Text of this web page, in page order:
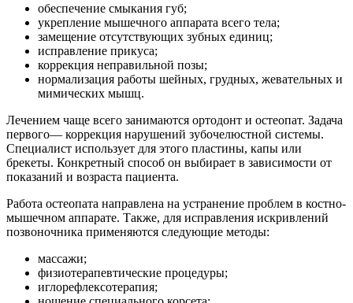
обеспечение смыкания губ;
укрепление мышечного аппарата всего тела;
замещение отсутствующих зубных единиц;
исправление прикуса;
коррекция неправильной позы;
нормализация работы шейных, грудных, жевательных и
мимических мышц.
Лечением чаще всего занимаются ортодонт и остеопат. Задача
первого— коррекция нарушений зубочелюстной системы.
Специалист использует для этого пластины, капы или
брекеты. Конкретный способ он выбирает в зависимости от
показаний и возраста пациента.
Работа остеопата направлена на устранение проблем в костно-
мышечном аппарате. Также, для исправления искривлений
позвоночника применяются следующие методы:
массажи;
физиотерапевтические процедуры;
иглорефлексотерапия;